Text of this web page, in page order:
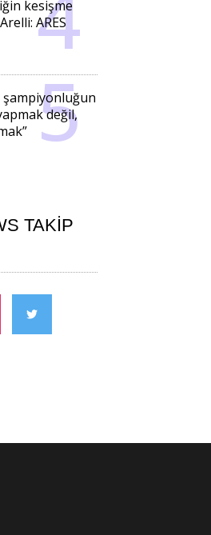
kesişme
ARES
şampiyonluğun
değil,
TAKIP